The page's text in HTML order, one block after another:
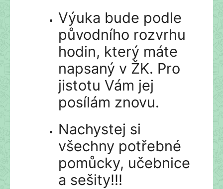
Výuka bude podle
původního rozvrhu
hodin, který máte
napsaný v ŽK. Pro
jistotu Vám jej
posílám znovu.
Nachystej si
všechny potřebné
pomůcky, učebnice
a sešity!!!